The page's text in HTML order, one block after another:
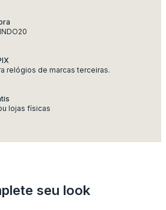
relógios de marcas terceiras.
lojas físicas
seu look